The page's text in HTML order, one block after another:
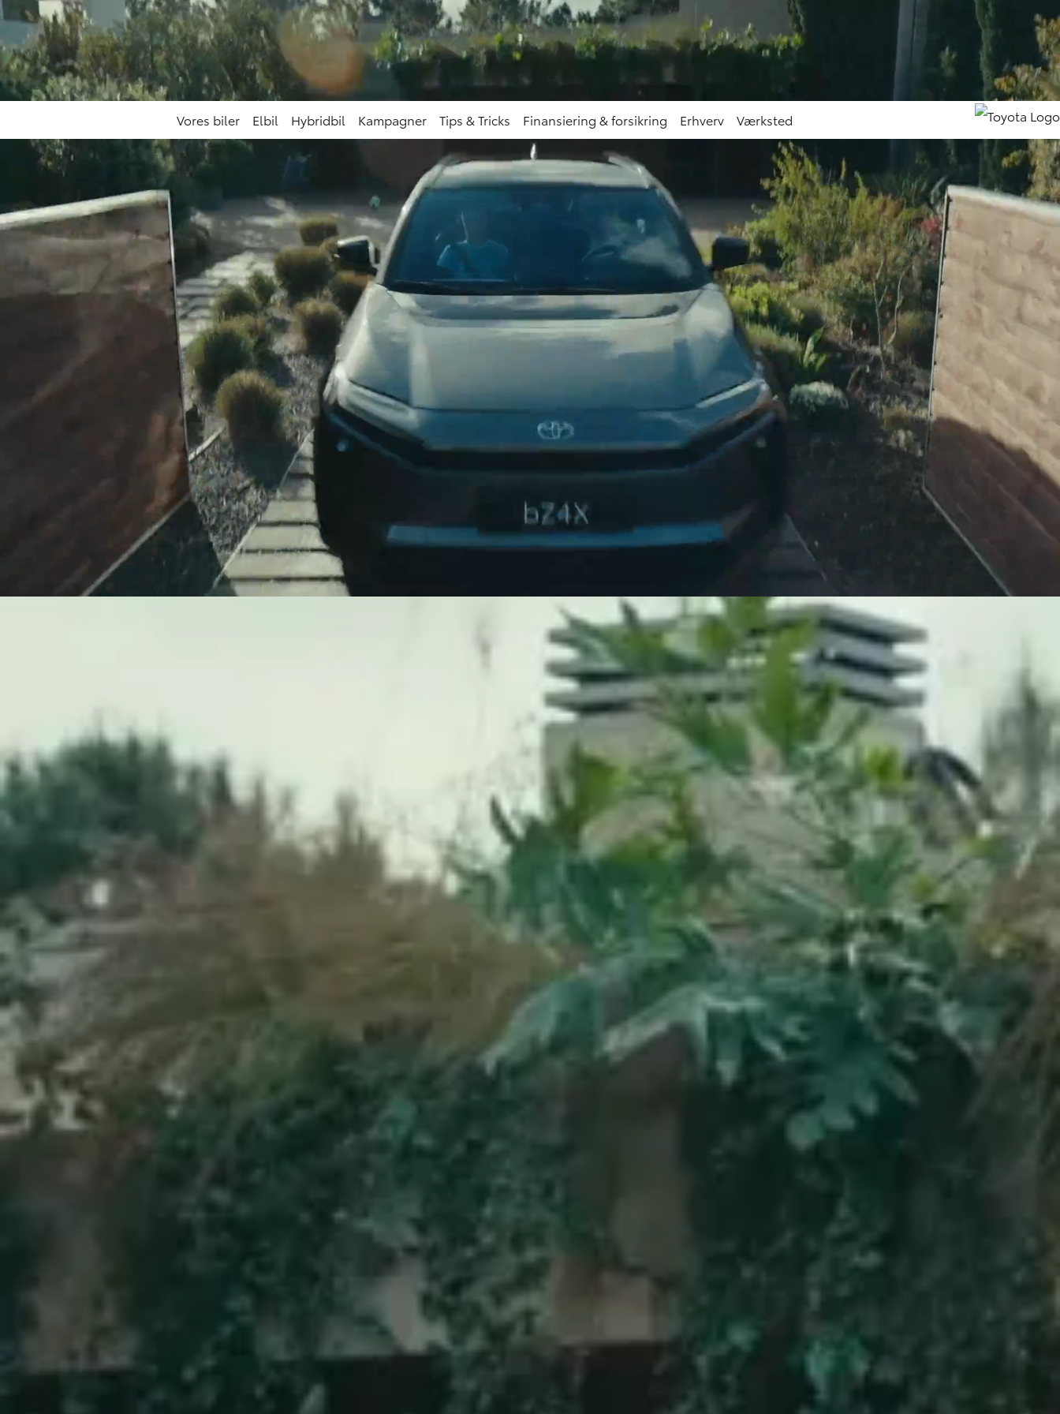
Finasierer Toyota elbil med 1,99% rente (Klik her) Prøvekør den nye elbil bZ4X Touring (Klik her)
MyToyota - konto Find afdeling
Vores biler Elbil Hybridbil Kampagner Tips & Tricks Finansiering & forsikring Erhverv Værksted
Vores biler
EN ELEKTRISK FAMILIE-SUV MED MARKANT UDVIKLING
Ny Toyota bZ4X
Den nye bZ4X er blevet opgraderet på alle fronter – med længere rækkevidde, kortere ladetid, mere kraftfuld performance og forbedret evne til at trække. Både design og
teknologi har fået et løft, der kan mærkes.
Prisen starter fra 299.990 kr.
Book en prøvetur Privatleasing
Rækkevidde Forbedret trækkraft Imponerende ydeevne
Op til 343 hk (AWD)
Wh/km
159-139
*Rækkevidde gælder for bZ4X Active med 73,1 kWh batteri og 18'' hjul - vejledende udsalgspris: 324.990 kr. Rækkevidden afspejler det forventede kombinerede WLTP-resultat og afventer godkendelse
Aktive kampagner på bZ4X
1,99% i rente på Toyota
bZ4X - Privatleasing til
2.899 kr./md
bZ4X
Ny bil - ude og inde
Den nye Toyota bZ4X er skabt til at tage dig længere. Med forbedret rækkevidde, stærkere ydeevne og hurtig opladning er den perfekt til en aktiv hverdag. Du kan vælge mellem
to batteristørrelser – 57,7 kWh og 73,1 kWh – alt efter hvor meget rækkevidde og fleksibilitet, du har brug for.